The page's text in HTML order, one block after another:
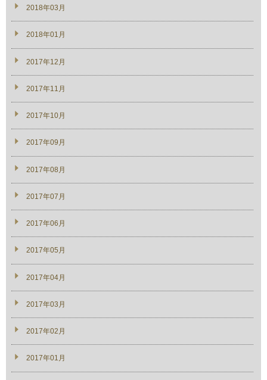
2018年03月
2018年01月
2017年12月
2017年11月
2017年10月
2017年09月
2017年08月
2017年07月
2017年06月
2017年05月
2017年04月
2017年03月
2017年02月
2017年01月